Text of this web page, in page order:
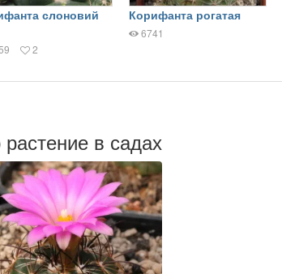
слоновий
2
Корифанта рогатая
6741
в садах